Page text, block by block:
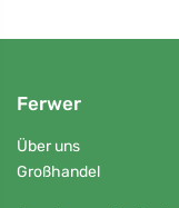
Ferwer
Über uns
Großhandel